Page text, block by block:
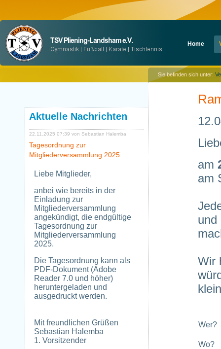
überspringen
Home
Sie befinden sich unter:
Aktuelle Nachrichten
22.11.2025 07:39 von Sebastian Halemba
Tagesordnung zur
Mitgliederversammlung 2025
Liebe Mitglieder,
anbei wie bereits in der
Einladung zur
Mitgliederversammlung
angekündigt, die endgültige
Tagesordnung zur
Mitgliederversammlung
2025.
Die Tagesordnung kann als
PDF-Dokument (Adobe
Reader 7.0 und höher)
heruntergeladen und
ausgedruckt werden.
Mit freundlichen Grüßen
Sebastian Halemba
1. Vorsitzender
am
am
und
Wir
Wer?
Wo?